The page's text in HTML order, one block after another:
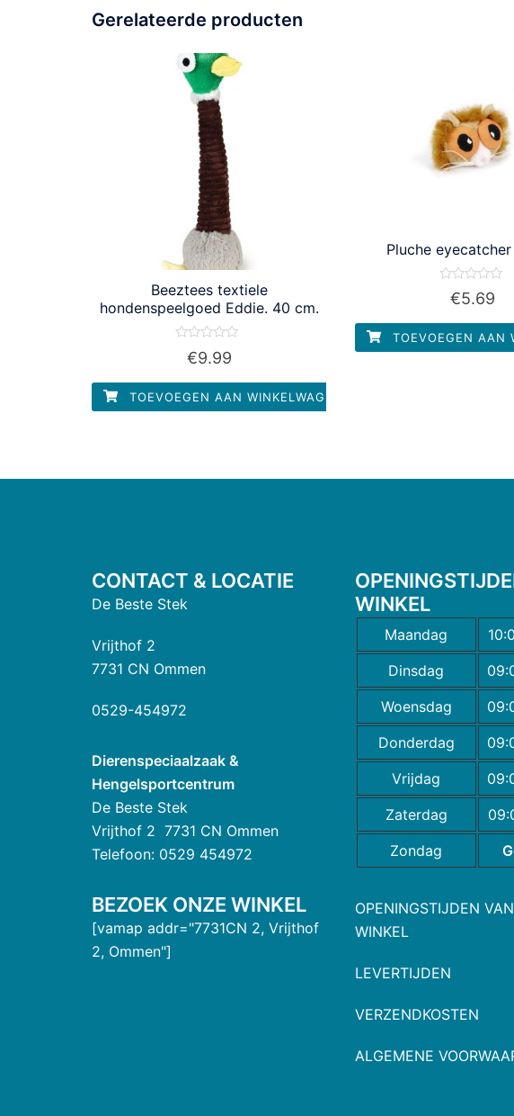
Gerelateerde producten
Beeztees textiele
hondenspeelgoed Eddie. 40 cm.
Waardering
5
€9.99
TOEVOEGEN AAN WINKELWAGEN
Pluche
Waardering
5
€5.69
TOEVOEGEN AAN
CONTACT & LOCATIE
De Beste Stek
Vrijthof 2
7731 CN Ommen
0529-454972
Dierenspeciaalzaak &
Hengelsportcentrum
De Beste Stek
Vrijthof 2 7731 CN Ommen
Telefoon: 0529 454972
BEZOEK ONZE WINKEL
[vamap addr="7731CN 2, Vrijthof
2, Ommen"]
WINKEL
Maandag
Dinsdag
Woensdag
Donderdag
Vrijdag
Zaterdag
Zondag
OPENINGSTIJDEN
WINKEL
LEVERTIJDEN
VERZENDKOSTEN
ALGEMENE